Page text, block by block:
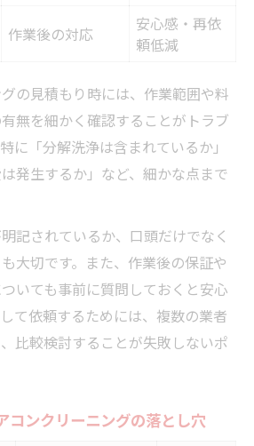
作業後の対応
安心感・再依
頼低減
の見積もり時には、作業範囲や料
無を細かく確認することがトラブ
に「分解洗浄は含まれているか」
は発生するか」など、細かな点まで
記されているか、口頭だけでなく
大切です。また、作業後の保証や
いても事前に質問しておくと安心
て依頼するためには、複数の業者
比較検討することが失敗しないポ
コンクリーニングの落とし穴